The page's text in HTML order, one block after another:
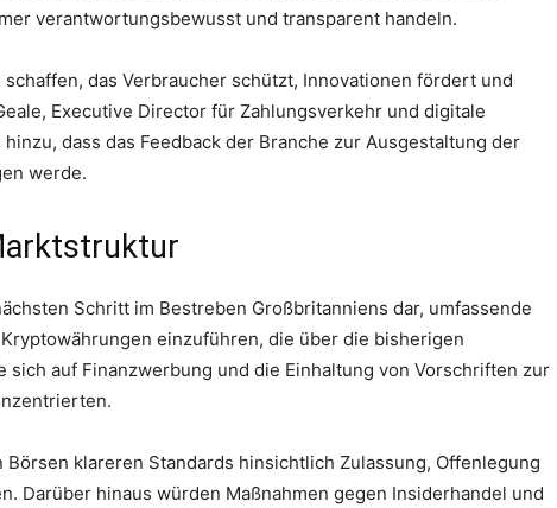
verantwortungsbewusst und transparent handeln.
schaffen, das Verbraucher schützt, Innovationen fördert und
Executive Director für Zahlungsverkehr und digitale
dass das Feedback der Branche zur Ausgestaltung der
werde.
Schritt im Bestreben Großbritanniens dar, umfassende
einzuführen, die über die bisherigen
sich auf Finanzwerbung und die Einhaltung von Vorschriften zur
Börsen klareren Standards hinsichtlich Zulassung, Offenlegung
Darüber hinaus würden Maßnahmen gegen Insiderhandel und